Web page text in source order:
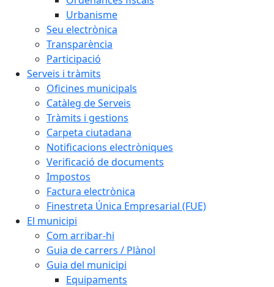
Urbanisme
Seu electrònica
Transparència
Participació
Serveis i tràmits
Oficines municipals
Catàleg de Serveis
Tràmits i gestions
Carpeta ciutadana
Notificacions electròniques
Verificació de documents
Impostos
Factura electrònica
Finestreta Única Empresarial (FUE)
El municipi
Com arribar-hi
Guia de carrers / Plànol
Guia del municipi
Equipaments